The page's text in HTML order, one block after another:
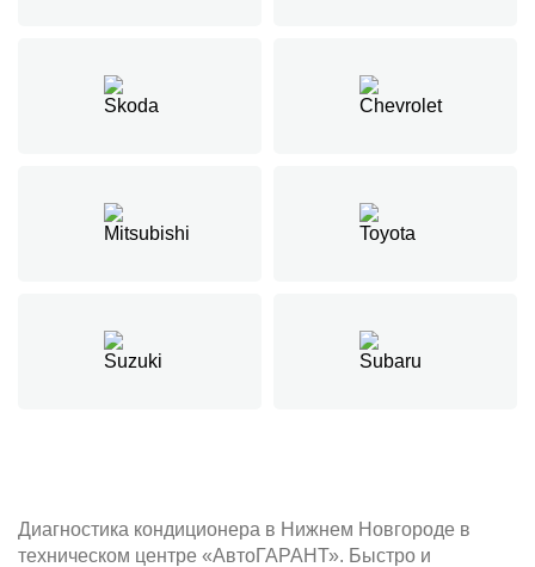
Диагностика кондиционера в Нижнем Новгороде в
техническом центре «АвтоГАРАНТ». Быстро и